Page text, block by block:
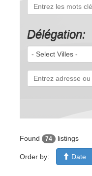
Délégation:
- Select Villes -
Found 74 listings
Order by: Date